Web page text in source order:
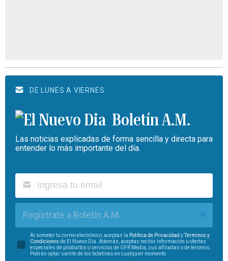
DE LUNES A VIERNES
Boletín A.M.
Las noticias explicadas de forma sencilla y directa para
entender lo más importante del día.
Regístrate a Boletín A.M.
Al someter tu correo electrónico, aceptas la Política de Privacidad yTérminos y
Condiciones de El Nuevo Día. Además, aceptas recibir información u ofertas
especiales de productos o servicios de GFR Media, sus afiliadas o de terceros.
Podrás optar salirte de los boletines en cualquier momento.